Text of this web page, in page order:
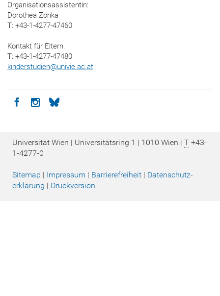
Organisationsassistentin:
Dorothea Zonka
T: +43-1-4277-47460
Kontakt für Eltern:
T: +43-1-4277-47480
kinderstudien@univie.ac.at
Icon facebook
Icon instagram
Icon bluesky
Universität Wien | Universitätsring 1 | 1010 Wien | T +43-
1-4277-0
Sitemap | Impressum | Barrierefreiheit | Datenschutz­
erklärung | Druckversion